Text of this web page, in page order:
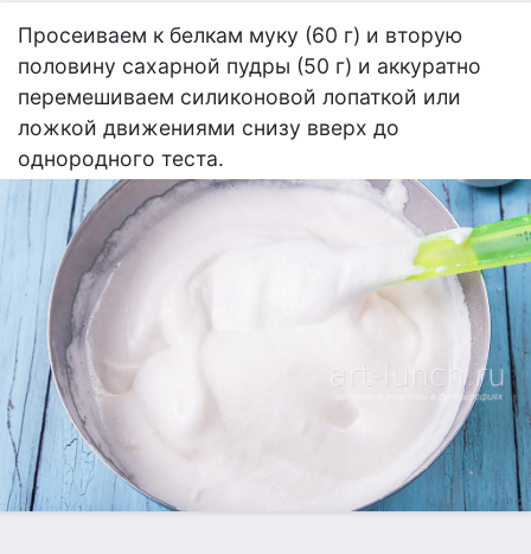
Просеиваем к белкам муку (60 г) и вторую
половину сахарной пудры (50 г) и аккуратно
перемешиваем силиконовой лопаткой или
ложкой движениями снизу вверх до
однородного теста.